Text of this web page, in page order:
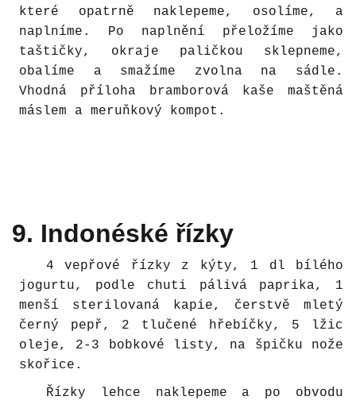
které opatrně naklepeme, osolíme, a
naplníme. Po naplnění přeložíme jako
taštičky, okraje paličkou sklepneme,
obalíme a smažíme zvolna na sádle.
Vhodná příloha bramborová kaše maštěná
máslem a meruňkový kompot.
9. Indonéské řízky
4 vepřové řízky z kýty, 1 dl bílého
jogurtu, podle chuti pálivá paprika, 1
menší sterilovaná kapie, čerstvě mletý
černý pepř, 2 tlučené hřebíčky, 5 lžic
oleje, 2-3 bobkové listy, na špičku nože
skořice.
Řízky lehce naklepeme a po obvodu